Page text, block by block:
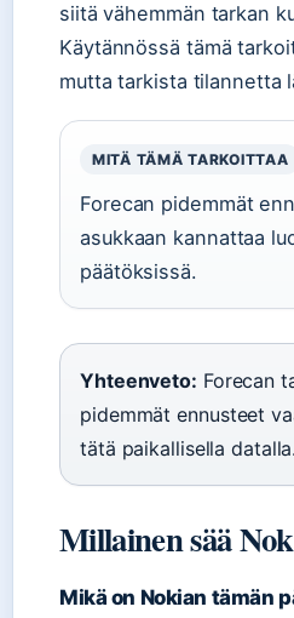
siitä vähemmän tarkan
Käytännössä tämä
mutta tarkista tilannetta
MITÄ TÄMÄ TARKOITTAA
Forecan pidemmät
asukkaan kannattaa
päätöksissä.
Yhteenveto: Forecan
pidemmät ennusteet
tätä paikallisella datalla.
Millainen sää
Mikä on Nokian tämän